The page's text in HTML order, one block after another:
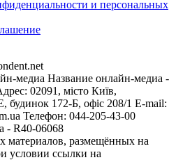
и персональных
медиа Название онлайн-медиа -
02091, місто Київ,
172-Б, офіс 208/1 E-mail:
Телефон: 044-205-43-00
- R40-06068
материалов, размещённых на
условии ссылки на